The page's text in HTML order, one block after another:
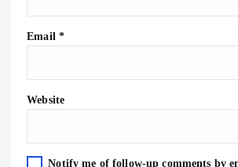
Email *
Website
Notify me of follow-up comments by